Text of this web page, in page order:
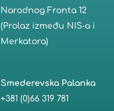
Narodnog Fronta 12
(Prolaz između NIS-a i
Merkatora)
Smederevska Palanka
+381 (0)66 319 781